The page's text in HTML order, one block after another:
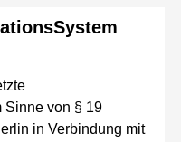
Sinne von § 19
in Verbindung mit